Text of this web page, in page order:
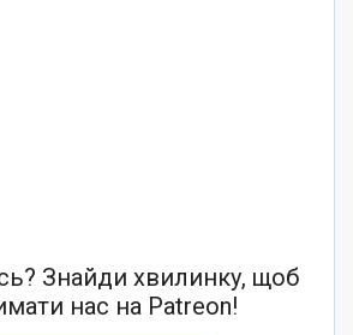
Знайди хвилинку, щоб
нас на Patreon!